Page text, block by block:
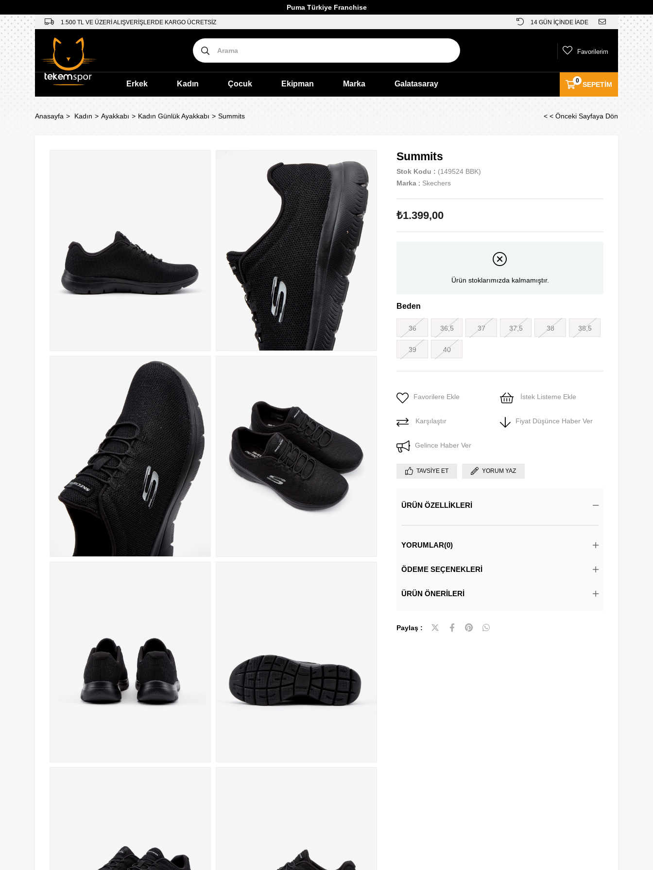
Puma Türkiye Franchise
1.500 TL VE ÜZERİ ALIŞVERİŞLERDE KARGO ÜCRETSİZ 14 GÜN İÇİNDE İADE
SEPETIM
0
Favorilerim
Erkek Kadın Çocuk Ekipman Marka Galatasaray
Anasayfa Kadın Ayakkabı Kadın Günlük Ayakkabı Summits < < Önceki Sayfaya Dön
Summits
Stok Kodu
(149524 BBK)
Marka : Skechers
₺1.399,00
Ürün stoklarımızda kalmamıştır.
Beden
36 36,5 37 37,5 38 38,5
39 40
Favorilere Ekle İstek Listeme Ekle
Karşılaştır Fiyat Düşünce Haber Ver
Gelince Haber Ver
TAVSIYE ET YORUM YAZ
ÜRÜN ÖZELLIKLERI
YORUMLAR(0)
ÖDEME SEÇENEKLERI
ÜRÜN ÖNERILERI
Paylaş :